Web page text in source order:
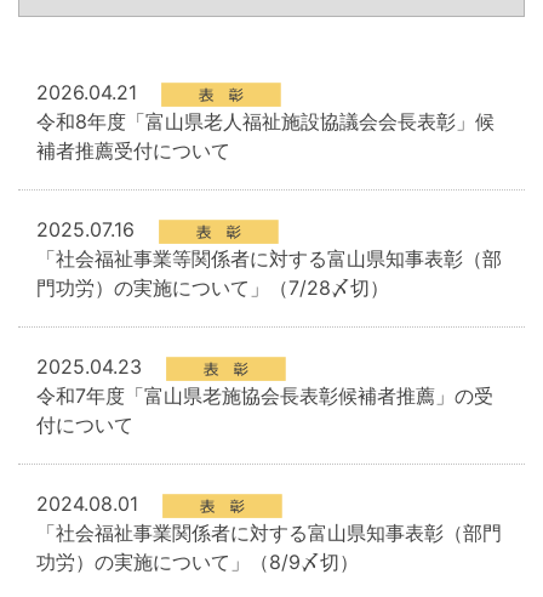
2026.04.21
令和8年度「富山県老人福祉施設協議会会長表彰」候
補者推薦受付について
2025.07.16
「社会福祉事業等関係者に対する富山県知事表彰（部
門功労）の実施について」（7/28〆切）
2025.04.23
令和7年度「富山県老施協会長表彰候補者推薦」の受
付について
2024.08.01
「社会福祉事業関係者に対する富山県知事表彰（部門
功労）の実施について」（8/9〆切）